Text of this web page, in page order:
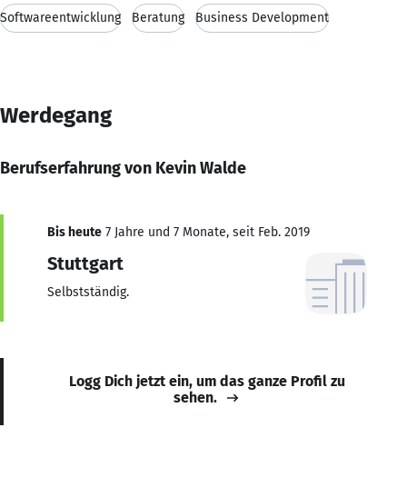
Softwareentwicklung Beratung Business Development
Werdegang
Berufserfahrung von Kevin Walde
Bis heute 7 Jahre und 7 Monate, seit Feb. 2019
Stuttgart
Selbstständig.
Logg Dich jetzt ein, um das ganze Profil zu
sehen.